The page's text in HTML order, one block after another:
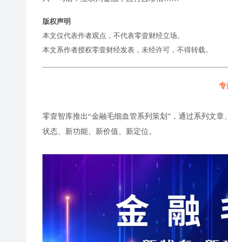
版权声明
本文仅代表作者观点，不代表零壹财经立场。
本文系作者授权零壹财经发表，未经许可，不得转载。
专
零壹智库推出“金融毛细血管系列策划”，通过系列文
状态、新功能、新价值、新定位。